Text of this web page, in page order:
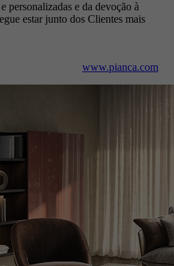
personalizadas e da devoção à
estar junto dos Clientes mais
www.pianca.com